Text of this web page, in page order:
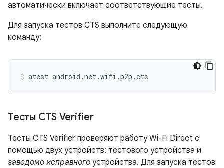
автоматически включает соответствующие тесты.
Для запуска тестов CTS выполните следующую
команду:
atest android.net.wifi.p2p.cts
Тесты CTS Verifier
Тесты CTS Verifier проверяют работу Wi-Fi Direct с
помощью двух устройств: тестового устройства и
заведомо исправного устройства. Для запуска тестов